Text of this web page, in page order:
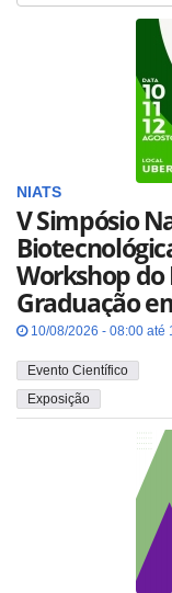
NIATS
V Simpósio
Workshop do
Graduação
10/08/2026 - 08:00 até
Evento Científico
Exposição